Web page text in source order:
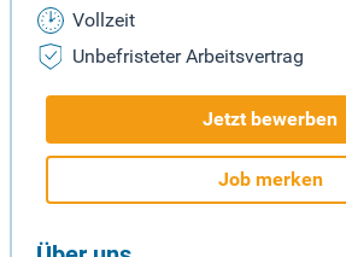
Vollzeit
Unbefristeter Arbeitsvertrag
Jetzt bewerben
Job merken